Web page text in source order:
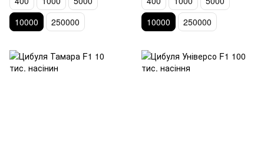
10000
250000
10000
250000